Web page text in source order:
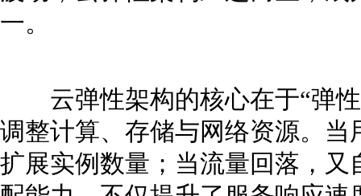
一。
云弹性架构的核心在于“弹
调整计算、存储与网络资源。
扩展实例数量；当流量回落，